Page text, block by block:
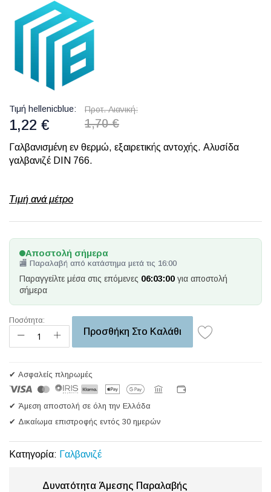
Τιμή hellenicblue
1,22 €
Προτ. Λιανική
1,70 €
Γαλβανισμένη εν θερμώ, εξαιρετικής αντοχής. Αλυσίδα
γαλβανιζέ DIN 766.
Τιμή ανά μέτρο
Αποστολή σήμερα
🏬 Παραλαβή από κατάστημα μετά τις 16:00
Παραγγείλτε μέσα στις επόμενες 06:03:00 για αποστολή
σήμερα
Ποσότητα:
Προσθήκη Στο Καλάθι
✔ Ασφαλείς πληρωμές
✔ Άμεση αποστολή σε όλη την Ελλάδα
✔ Δικαίωμα επιστροφής εντός 30 ημερών
Κατηγορία: Γαλβανιζέ
Δυνατότητα Άμεσης Παραλαβής